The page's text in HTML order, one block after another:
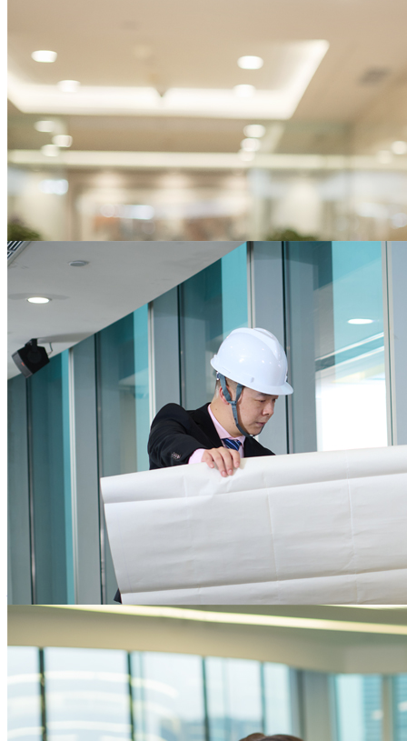
为企业核心业务发展保驾护航
提供一站式的行政后勤服务，降低后勤运营资
本，增进员工满意度
为企业聚焦核心业务提供全方位支撑
大型企业